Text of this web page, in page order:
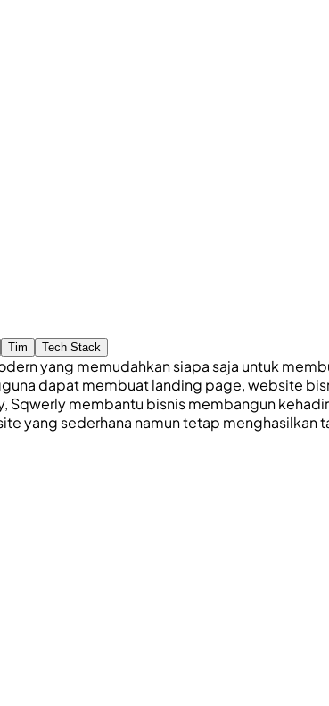
Tim Tech Stack
yang memudahkan siapa saja untuk
dapat membuat landing page, website
Sqwerly membantu bisnis membangun
yang sederhana namun tetap